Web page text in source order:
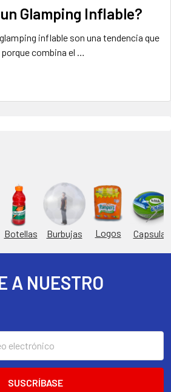
Glamping Inflable?
inflable son una tendencia que
combina el …
Botellas Burbujas Logos Capsulas
A NUESTRO